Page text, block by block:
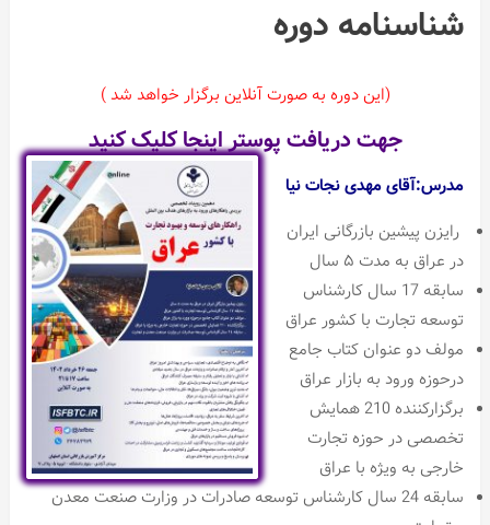
تجارت
شناسنامه دوره
(این دوره به صورت آنلاین برگزار خواهد شد )
جهت دریافت پوستر اینجا کلیک کنید
مدرس:آقای مهدی نجات نیا
رایزن پیشین بازرگانی ایران
در عراق به مدت ۵ سال
سابقه 17 سال کارشناس
توسعه تجارت با کشور عراق
مولف دو عنوان کتاب جامع
درحوزه ورود به بازار عراق
برگزارکننده 210 همایش
تخصصی در حوزه تجارت
خارجی به ویژه با عراق
سابقه 24 سال کارشناس توسعه صادرات در وزارت صنعت معدن